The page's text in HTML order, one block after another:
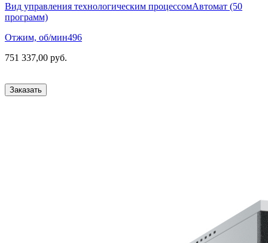
Вид управления технологическим процессомАвтомат (50
программ)
Отжим, об/мин496
751 337,00 руб.
Заказать